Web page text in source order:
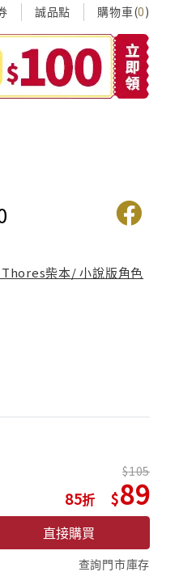
誠品點 購物車(0)
柴本/ 小說版角色
85
105
89
直接購買
查詢門市庫存